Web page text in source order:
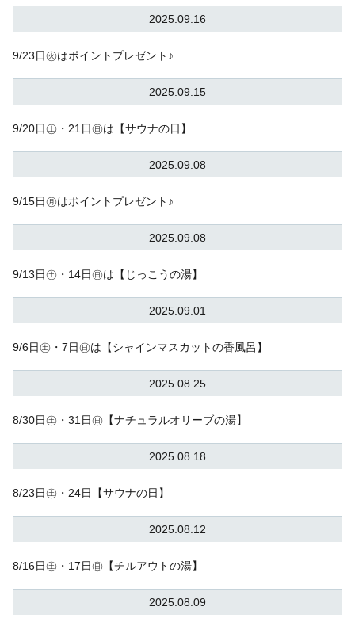
2025.09.16
9/23日㊋はポイントプレゼント♪
2025.09.15
9/20日㊏・21日㊐は【サウナの日】
2025.09.08
9/15日㊊はポイントプレゼント♪
2025.09.08
9/13日㊏・14日㊐は【じっこうの湯】
2025.09.01
9/6日㊏・7日㊐は【シャインマスカットの香風呂】
2025.08.25
8/30日㊏・31日㊐【ナチュラルオリーブの湯】
2025.08.18
8/23日㊏・24日【サウナの日】
2025.08.12
8/16日㊏・17日㊐【チルアウトの湯】
2025.08.09